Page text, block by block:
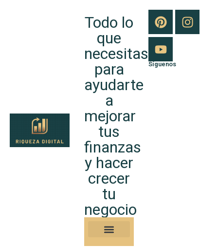
Todo lo
que
necesitas
para
ayudarte
a
mejorar
tus
finanzas
y hacer
crecer
tu
negocio
Síguenos